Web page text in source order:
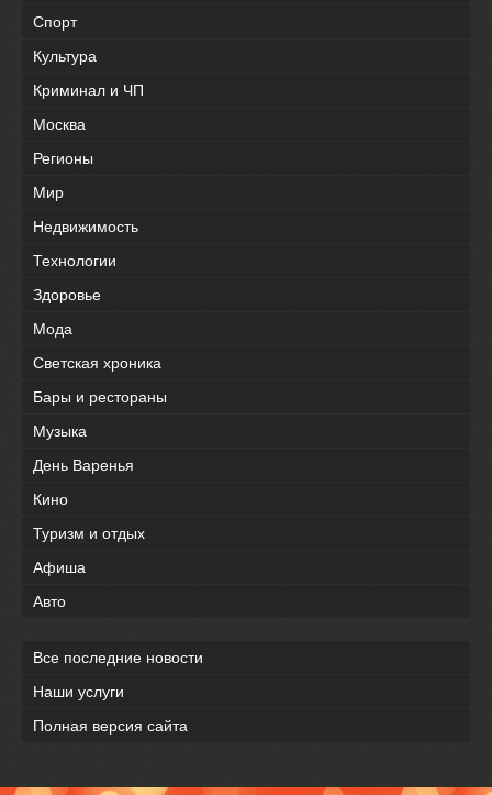
Спорт
Культура
Криминал и ЧП
Москва
Регионы
Мир
Недвижимость
Технологии
Здоровье
Мода
Светская хроника
Бары и рестораны
Музыка
День Варенья
Кино
Туризм и отдых
Афиша
Авто
Все последние новости
Наши услуги
Полная версия сайта